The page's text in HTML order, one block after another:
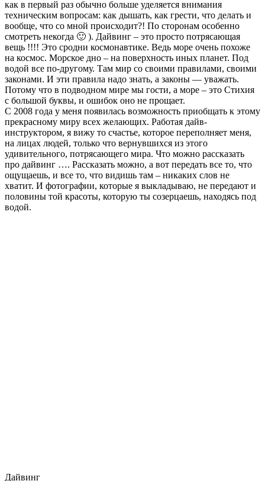
как в первый раз обычно больше уделяется внимания
техническим вопросам: как дышать, как грести, что делать и
вообще, что со мной происходит?! По сторонам особенно
смотреть некогда 🙂 ). Дайвинг – это просто потрясающая
вещь !!!! Это сродни космонавтике. Ведь море очень похоже
на космос. Морское дно – на поверхность иных планет. Под
водой все по-другому. Там мир со своими правилами, своими
законами. И эти правила надо знать, а законы — уважать.
Потому что в подводном мире мы гости, а море – это Стихия
с большой буквы, и ошибок оно не прощает.
С 2008 года у меня появилась возможность приобщать к этому
прекрасному миру всех желающих. Работая дайв-
инструктором, я вижу то счастье, которое переполняет меня,
на лицах людей, только что вернувшихся из этого
удивительного, потрясающего мира. Что можно рассказать
про дайвинг …. Рассказать можно, а вот передать все то, что
ощущаешь, и все то, что видишь там – никаких слов не
хватит. И фотографии, которые я выкладываю, не передают и
половины той красоты, которую ты созерцаешь, находясь под
водой.
Дайвинг